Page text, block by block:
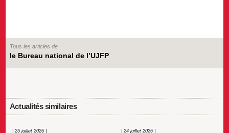
Tous les articles de
le Bureau national de l’UJFP
Actualités similaires
| 25 juillet 2026 | | 24 juillet 2026 |